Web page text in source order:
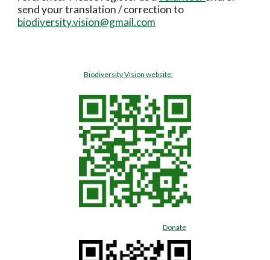
biodiversity.vision@gmail.com
Biodiversity Vision website:
Donate